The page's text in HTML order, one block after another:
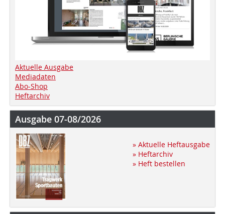
Aktuelle Ausgabe
Mediadaten
Abo-Shop
Heftarchiv
Ausgabe 07-08/2026
» Aktuelle Heftausgabe
» Heftarchiv
» Heft bestellen